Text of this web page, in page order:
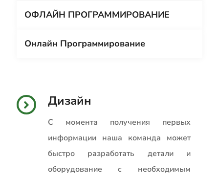
ОФЛАЙН ПРОГРАММИРОВАНИЕ
Онлайн Программирование
Дизайн
С момента получения первых
информации наша команда может
быстро разработать детали и
оборудование с необходимым